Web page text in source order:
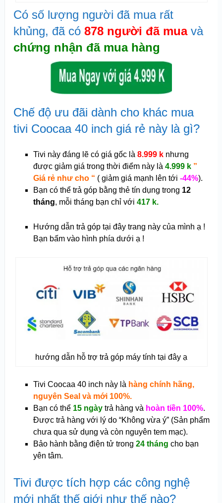
Có số lượng người đã mua rất
khủng, đã có 878 người đã muavà
chứng nhận đã mua hàng
Chế độ ưu đãi dành cho khác mua
tivi Coocaa 40 inch giá rẻ này là gì?
Tivi này đáng lẽ có giá gốc là 8.999 knhưng
được giảm giá trong thời điểm này là 4.999 k ”
Giá rẻ như cho “ ( giảm giá mạnh lên tới -44%).
Bạn có thể trả góp bằng thẻ tín dụng trong 12
tháng, mỗi tháng bạn chỉ với 417 k.
Hướng dẫn trả góp tại đây trang này của mình ạ !
Bạn bấm vào hình phía dưới ạ !
hướng dẫn hỗ trợ trả góp máy tính tại đây ạ
Tivi Coocaa 40 inch này là hàng chính hãng,
nguyên Seal và mới 100%.
Bạn có thể 15 ngàytrả hàng và hoàn tiền 100%.
Được trả hàng với lý do “Không vừa ý” (Sản phẩm
chưa qua sử dụng và còn nguyên tem mạc).
Bảo hành bằng điện tử trong 24 tháng cho bạn
yên tâm.
Tivi được tích hợp các công nghệ
mới nhất thế giới như thế nào?